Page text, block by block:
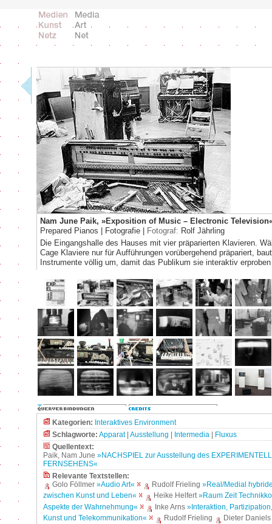
Nam June Paik, »Exposition of Music – Electronic
Prepared Pianos | Fotografie |
Fotograf: Rolf Jährling
Die Eingangshalle des Hauses mit vier präparierten Klavieren.
Cage Klaviere nur für Aufführungen vorübergehend präpariert,
Instrumente völlig um, damit das Publikum sie interaktiv
Kategorien: Interaktives Environment
Schlagworte: Apparat| Ausstellung | Intermedia | Fluxus
Quellentext:
Paik, Nam June »NACHSPIEL zur Ausstellung des
FERNSEHENS«
Relevante Textstellen:
Golo Föllmer »Audio Art« Rudolf Frieling »Real/Medial
zwischen Kunst und Leben«
Heike Helfert»Raum Zeit
Aspekte der Wahrnehmung«
Inke Arns »Interaktion,
Kunst und Telekommunikation«
Rudolf Frieling
Dieter Daniels